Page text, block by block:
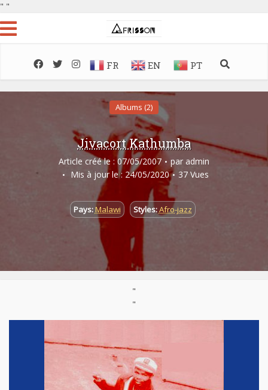
" "
FR EN PT
Albums (2)
Jivacort Kathumba
Article créé le : 07/05/2007 par admin
Mis à jour le : 24/05/2020
37 Vues
Pays:Malawi Styles:Afro-jazz
"
"